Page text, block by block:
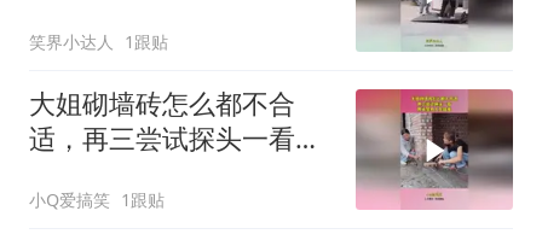
了
笑界小达人 1跟贴
大姐砌墙砖怎么都不合
适，再三尝试探头一看，
小Q爱搞笑 1跟贴